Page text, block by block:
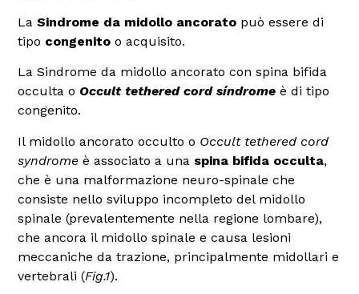
La Sindrome da midollo ancorato può essere di
tipo congenito o acquisito.
La Sindrome da midollo ancorato con spina bifida
occulta o Occult tethered cord síndromeè di tipo
congenito.
Il midollo ancorato occulto o Occult tethered cord
syndromeè associato a una spina bifida occulta,
che è una malformazione neuro-spinale che
consiste nello sviluppo incompleto del midollo
spinale (prevalentemente nella regione lombare),
che ancora il midollo spinale e causa lesioni
meccaniche da trazione, principalmente midollari e
vertebrali (Fig.1).